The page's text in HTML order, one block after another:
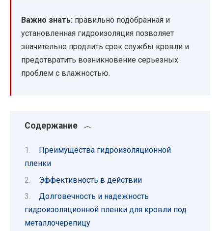
Важно знать: правильно подобранная и
установленная гидроизоляция позволяет
значительно продлить срок службы кровли и
предотвратить возникновение серьезных
проблем с влажностью.
Содержание
Преимущества гидроизоляционной
пленки
Эффективность в действии
Долговечность и надежность
гидроизоляционной пленки для кровли под
металлочерепицу